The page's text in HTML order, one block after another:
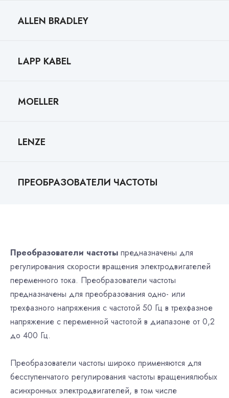
ALLEN BRADLEY
LAPP KABEL
MOELLER
LENZE
ПРЕОБРАЗОВАТЕЛИ ЧАСТОТЫ
Преобразователи частоты предназначены для
регулирования скорости вращения электродвигателей
переменного тока. Преобразователи частоты
предназначены для преобразования одно- или
трехфазного напряжения с частотой 50 Гц в трехфазное
напряжение с переменной частотой в диапазоне от 0,2
до 400 Гц.
Преобразователи частоты широко применяются для
бесступенчатого регулирования частоты вращениялюбых
асинхронных электродвигателей, в том числе